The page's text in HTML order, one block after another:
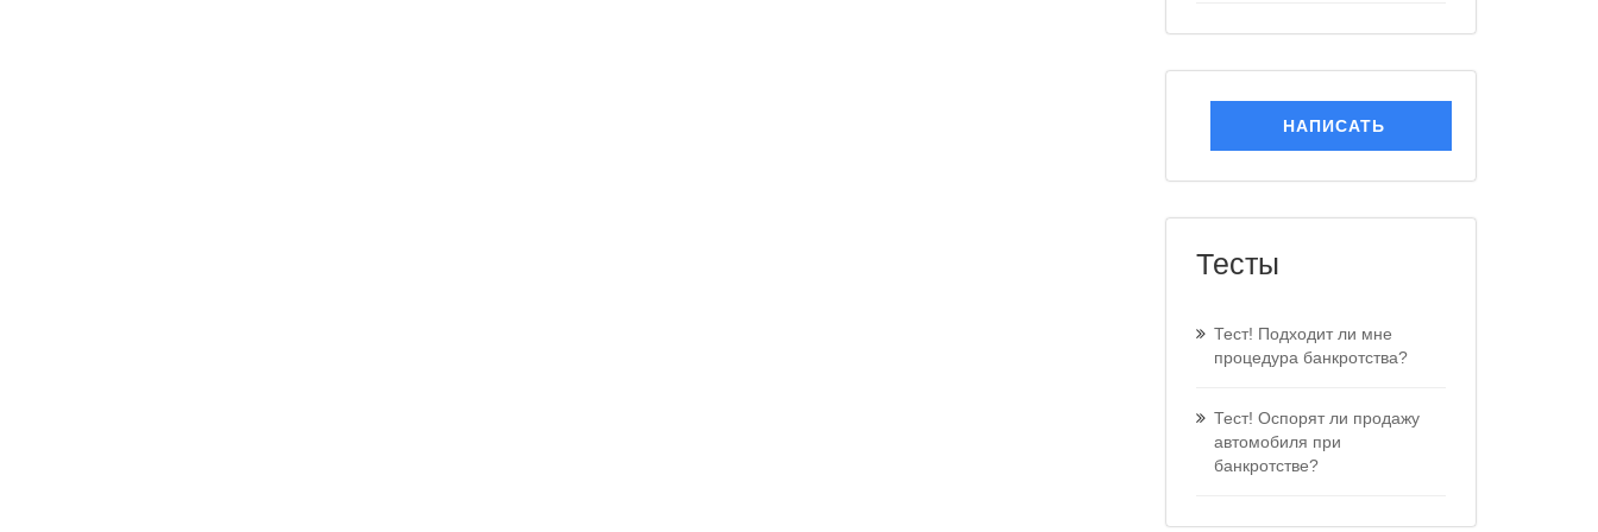
НАПИСАТЬ
Тесты
Тест! Подходит ли мне
процедура банкротства?
Тест! Оспорят ли продажу
автомобиля при
банкротстве?